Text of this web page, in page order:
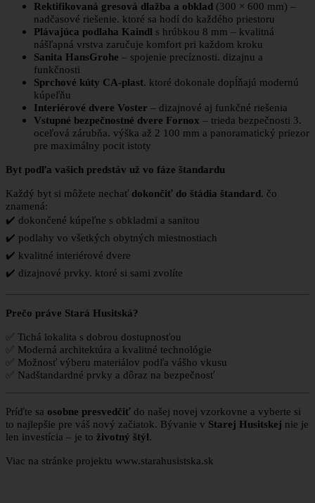
Rektifikovaná gresová dlažba a obklad (300 × 600 mm) –
nadčasové riešenie. ktoré sa hodí do každého priestoru
Plávajúca podlaha Kaindl s hrúbkou 8 mm – kvalitná
nášľapná vrstva zaručuje komfort pri každom kroku
Sanita HansGrohe – spojenie precíznosti. dizajnu a
funkčnosti
Sprchové kúty CA-plast. ktoré dokonale dopĺňajú modernú
kúpeľňu
Interiérové dvere Voster – dizajnové aj funkčné riešenia
Vstupné bezpečnostné dvere Fornox – trieda bezpečnosti 3.
oceľová zárubňa. výška až 2 100 mm a panoramatický priezor
pre maximálny pocit istoty
Byt podľa vašich predstáv už vo fáze štandardu
Každý byt si môžete nechať dokončiť do štádia štandard. čo
znamená:
✔️ dokončené kúpeľne s obkladmi a sanitou
✔️ podlahy vo všetkých obytných miestnostiach
✔️ kvalitné interiérové dvere
✔️ dizajnové prvky. ktoré si sami zvolíte
Prečo práve Stará Husitská?
✅
Tichá lokalita s dobrou dostupnosťou
✅
Moderná architektúra a kvalitné technológie
✅
Možnosť výberu materiálov podľa vášho vkusu
✅
Nadštandardné prvky a dôraz na bezpečnosť
Príďte sa osobne presvedčiť do našej novej vzorkovne a vyberte si
to najlepšie pre váš nový začiatok. Bývanie v Starej Husitskej nie je
len investícia – je to životný štýl.
Viac na stránke projektu www.starahusistska.sk